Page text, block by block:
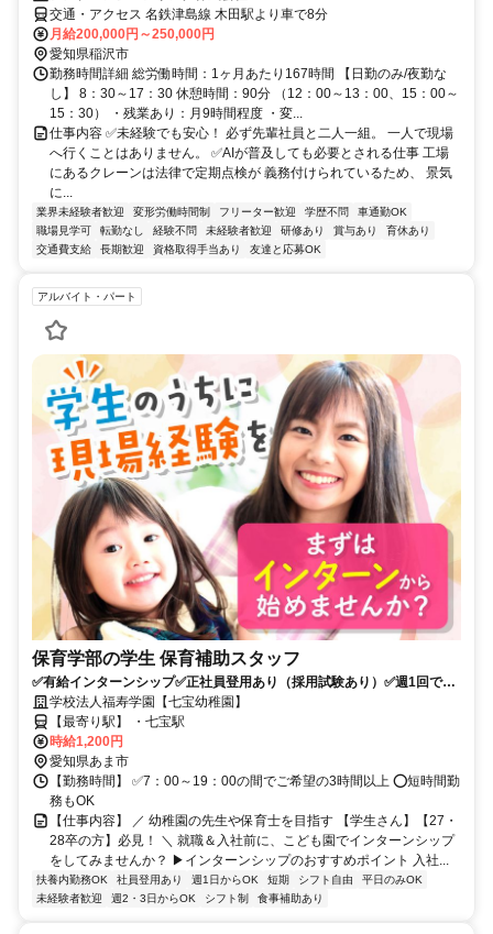
交通・アクセス 名鉄津島線 木田駅より車で8分
月給200,000円～250,000円
愛知県稲沢市
勤務時間詳細 総労働時間：1ヶ月あたり167時間 【日勤のみ/夜勤な
し】 8：30～17：30 休憩時間：90分 （12：00～13：00、15：00～
15：30） ・残業あり：月9時間程度 ・変...
仕事内容 ✅未経験でも安心！ 必ず先輩社員と二人一組。 一人で現場
へ行くことはありません。 ✅AIが普及しても必要とされる仕事 工場
にあるクレーンは法律で定期点検が 義務付けられているため、 景気
に...
業界未経験者歓迎 変形労働時間制 フリーター歓迎 学歴不問
車通勤OK
職場見学可
転勤なし 経験不問 未経験者歓迎 研修あり 賞与あり
育休あり
交通費支給
長期歓迎 資格取得手当あり 友達と応募OK
アルバイト・パート
保育学部の学生 保育補助スタッフ
✅有給インターンシップ✅正社員登用あり（採用試験あり）✅週1回で
OK学校法人福寿学園【七宝幼稚園】
【最寄り駅】 ・七宝駅
時給1,200円
愛知県あま市
【勤務時間】 ✅7：00～19：00の間でご希望の3時間以上 ⭕短時間勤
務もOK
【仕事内容】 ／ 幼稚園の先生や保育士を目指す 【学生さん】【27・
28卒の方】必見！ ＼ 就職＆入社前に、こども園でインターンシップ
をしてみませんか？ ▶インターンシップのおすすめポイント 入社...
扶養内勤務OK 社員登用あり 週1日からOK 短期 シフト自由
平日のみOK
未経験者歓迎
週2・3日からOK シフト制 食事補助あり